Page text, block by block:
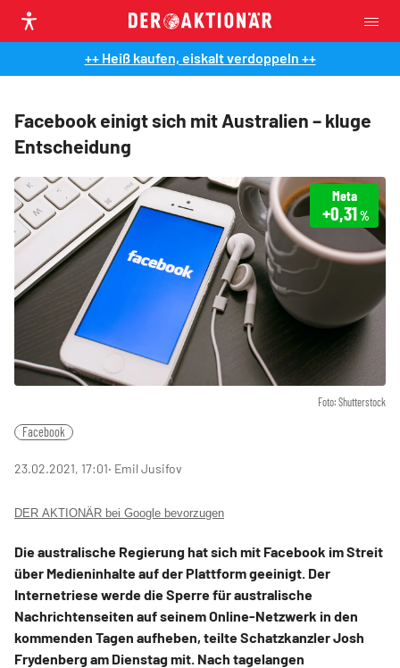
++ Heiß kaufen, eiskalt verdoppeln ++
Facebook einigt sich mit Australien – kluge
Entscheidung
Foto: Shutterstock
Meta
+0,31%
Facebook
23.02.2021, 17:01‧ Emil Jusifov
DER AKTIONÄR bei Google bevorzugen
Die australische Regierung hat sich mit Facebook im Streit
über Medieninhalte auf der Plattform geeinigt. Der
Internetriese werde die Sperre für australische
Nachrichtenseiten auf seinem Online-Netzwerk in den
kommenden Tagen aufheben, teilte Schatzkanzler Josh
Frydenberg am Dienstag mit. Nach tagelangen